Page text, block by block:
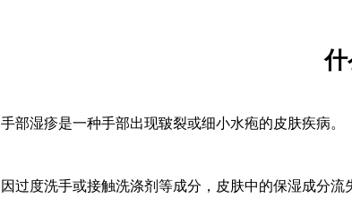
什
手部湿疹是一种手部出现皲裂或细小水疱的皮肤疾病。
因过度洗手或接触洗涤剂等成分，皮肤中的保湿成分流